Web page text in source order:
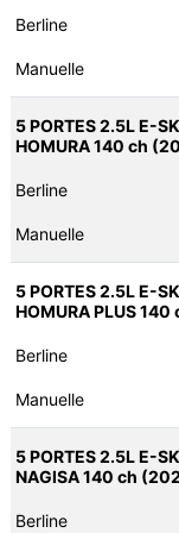
Berline
Manuelle
5 PORTES 2.5L E-
HOMURA 140 ch
Berline
Manuelle
5 PORTES 2.5L E-
HOMURA PLUS
Berline
Manuelle
5 PORTES 2.5L E-
NAGISA 140 ch
Berline